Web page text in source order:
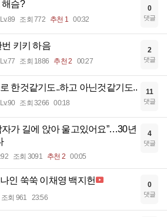
해슴?
Lv.89 조회 772 추천 1 00:32
0
댓글
키키 하음
Lv.77 조회 1886 추천 2 00:27
2
댓글
한것같기도..하고 아닌것같기도..
Lv.90 조회 3266 00:18
11
댓글
자가 길에 앉아 울고있어요”…30년
조회 3091 추천 2 00:05
4
댓글
인 쑥쑥 이채영 백지헌
조회 961 23:56
0
댓글